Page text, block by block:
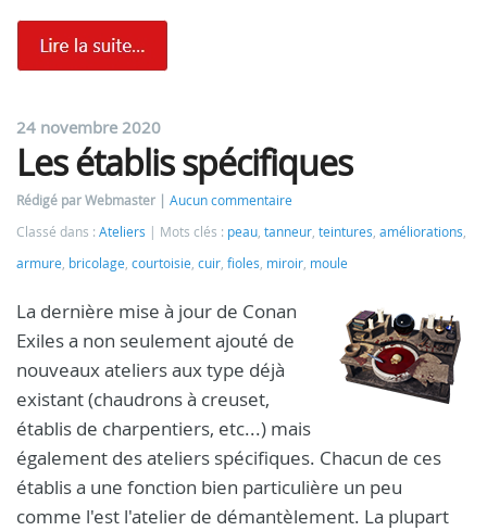
24 novembre 2020
Les établis spécifiques
Rédigé par Webmaster
Aucun commentaire
Classé dans : Ateliers Mots clés : peau tanneur teintures améliorations
armure bricolage courtoisie cuir fioles miroir moule
La dernière mise à jour de Conan
Exiles a non seulement ajouté de
nouveaux ateliers aux type déjà
existant (chaudrons à creuset,
établis de charpentiers, etc...) mais
également des ateliers spécifiques. Chacun de ces
établis a une fonction bien particulière un peu
comme l'est l'atelier de démantèlement. La plupart